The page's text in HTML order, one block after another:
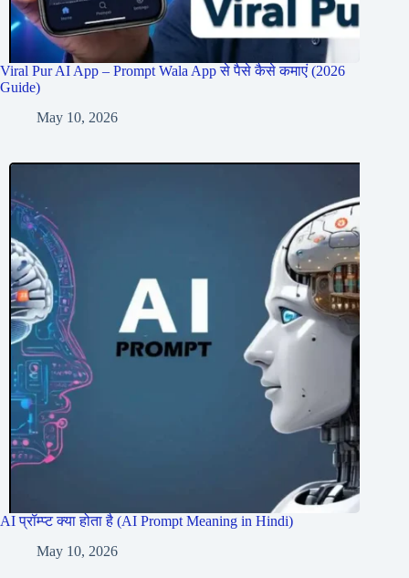
Viral Pur AI App – Prompt Wala App से पैसे कैसे कमाएं (2026
Guide)
May 10, 2026
AI प्रॉम्प्ट क्या होता है (AI Prompt Meaning in Hindi)
May 10, 2026